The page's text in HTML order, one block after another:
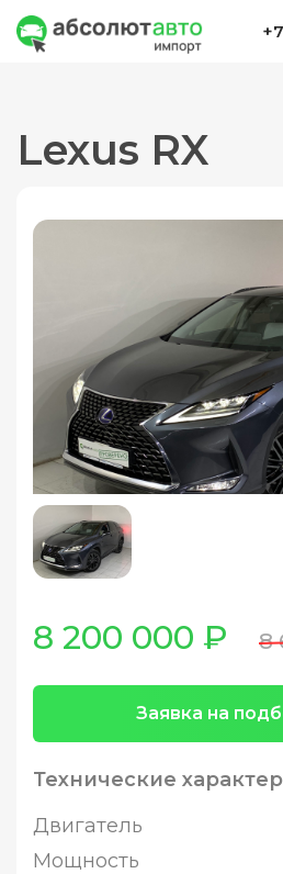
Lexus RX
8 200 000 ₽ 8
Заявка на
Технические
Двигатель
Мощность